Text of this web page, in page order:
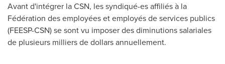
Avant d'intégrer la CSN, les syndiqué-es affiliés à la
Fédération des employées et employés de services publics
(FEESP-CSN) se sont vu imposer des diminutions salariales
de plusieurs milliers de dollars annuellement.